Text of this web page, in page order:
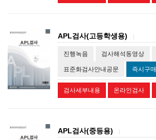
APL검사(고등학생용)
진행녹음 검사해석동영상
표준화검사안내공문 즉시구매
검사세부내용 온라인검사
APL검사(중등용)